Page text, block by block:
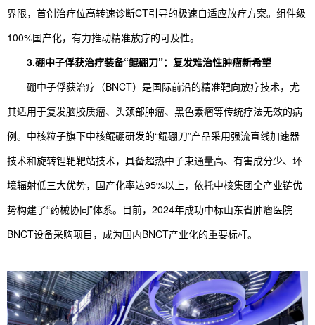
界限，首创治疗位高转速诊断CT引导的极速自适应放疗方案。组件级
100%国产化，有力推动精准放疗的可及性。
3.硼中子俘获治疗装备“鲲硼刀”：复发难治性肿瘤新希望
硼中子俘获治疗（BNCT）是国际前沿的精准靶向放疗技术，尤
其适用于复发脑胶质瘤、头颈部肿瘤、黑色素瘤等传统疗法无效的病
例。中核粒子旗下中核鲲硼研发的“鲲硼刀”产品采用强流直线加速器
技术和旋转锂靶靶站技术，具备超热中子束通量高、有害成分少、环
境辐射低三大优势，国产化率达95%以上，依托中核集团全产业链优
势构建了“药械协同”体系。目前，2024年成功中标山东省肿瘤医院
BNCT设备采购项目，成为国内BNCT产业化的重要标杆。